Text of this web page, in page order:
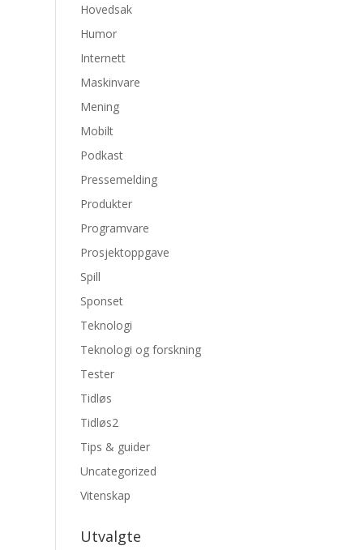
Hovedsak
Humor
Internett
Maskinvare
Mening
Mobilt
Podkast
Pressemelding
Produkter
Programvare
Prosjektoppgave
Spill
Sponset
Teknologi
Teknologi og forskning
Tester
Tidløs
Tidløs2
Tips & guider
Uncategorized
Vitenskap
Utvalgte